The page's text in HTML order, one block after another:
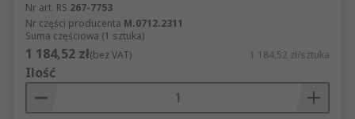
Nr art. RS 267-7753
Nr części producenta M.0712.2311
Suma częściowa (1 sztuka)
1 184,52 zł(bez VAT) 1 184,52 zł/sztuka
Ilość